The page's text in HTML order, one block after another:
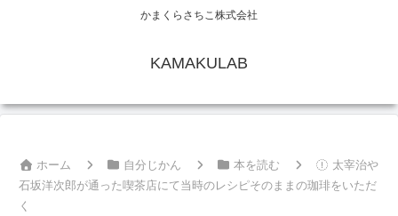
かまくらさちこ株式会社
KAMAKULAB
ホーム 自分じかん 本を読む
太宰治や
石坂洋次郎が通った喫茶店にて当時のレシピそのままの珈琲をいただ
く